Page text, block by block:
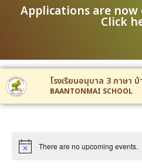
Applications are
Click
โรงเรียนอนุบาล 3 ภาษา
BAANTONMAI SCHOOL
There are no upcoming events.